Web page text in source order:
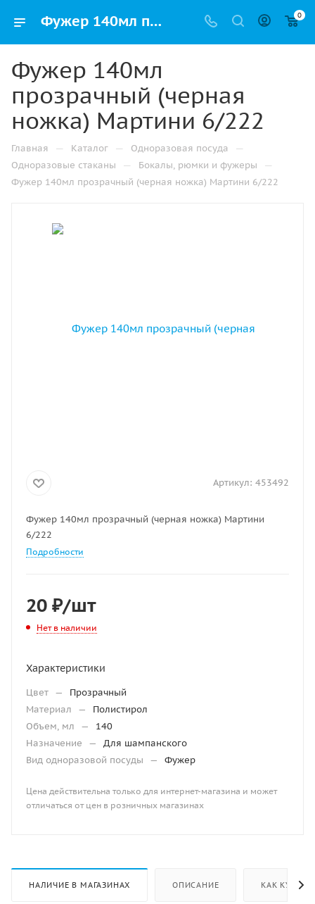
Фужер 140мл прозрачный (черная ножка) Мартини 6/222 купить в Казани с доставкой - УПАК.РФ 0
Фужер 140мл
прозрачный (черная
ножка) Мартини 6/222
Главная — Каталог — Одноразовая посуда —
Одноразовые стаканы — Бокалы, рюмки и фужеры —
Фужер 140мл прозрачный (черная ножка) Мартини 6/222
Артикул: 453492
Фужер 140мл прозрачный (черная ножка) Мартини
6/222
Подробности
20 ₽/шт
Нет в наличии
Характеристики
Цвет —
Прозрачный
Материал
—
Полистирол
Объем, мл
—
140
Назначение
—
Для шампанского
Вид одноразовой посуды
— Фужер
Цена действительна только для интернет-магазина и может
отличаться от цен в розничных магазинах
НАЛИЧИЕ В МАГАЗИНАХ ОПИСАНИЕ КАК КУПИТЬ